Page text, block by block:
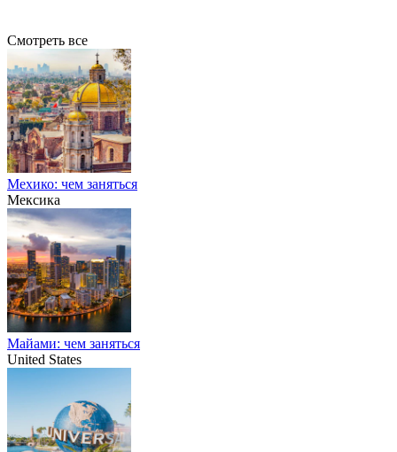
Смотреть все
Мехико: чем заняться
Мексика
Майами: чем заняться
United States